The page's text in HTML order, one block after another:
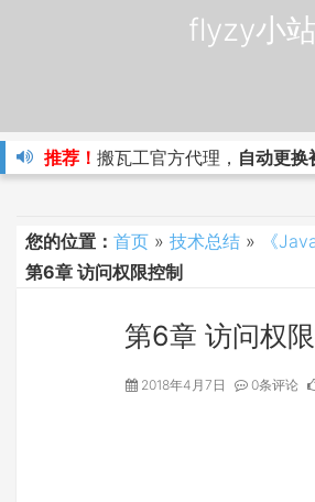
flyzy小站
推荐！ 搬瓦工官方代理， 自动更换
您的位置： 首页 » 技术总结 » 《
第6章 访问权限控制
第6章 访问权
2018年4月7日 0条评论